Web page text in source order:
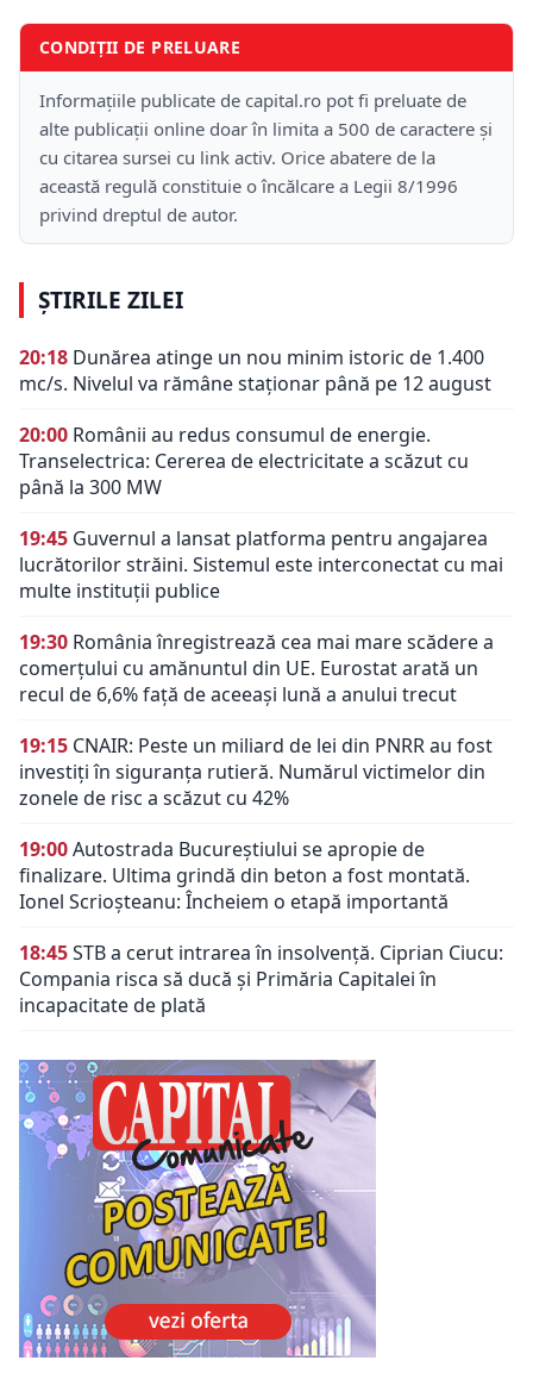
CONDIȚII DE PRELUARE
Informațiile publicate de capital.ro pot fi preluate de
alte publicații online doar în limita a 500 de caractere și
cu citarea sursei cu link activ. Orice abatere de la
această regulă constituie o încălcare a Legii 8/1996
privind dreptul de autor.
ȘTIRILE ZILEI
20:18 Dunărea atinge un nou minim istoric de 1.400
mc/s. Nivelul va rămâne staționar până pe 12 august
20:00 Românii au redus consumul de energie.
Transelectrica: Cererea de electricitate a scăzut cu
până la 300 MW
19:45 Guvernul a lansat platforma pentru angajarea
lucrătorilor străini. Sistemul este interconectat cu mai
multe instituții publice
19:30 România înregistrează cea mai mare scădere a
comerțului cu amănuntul din UE. Eurostat arată un
recul de 6,6% față de aceeași lună a anului trecut
19:15 CNAIR: Peste un miliard de lei din PNRR au fost
investiți în siguranța rutieră. Numărul victimelor din
zonele de risc a scăzut cu 42%
19:00Autostrada Bucureștiului se apropie de
finalizare. Ultima grindă din beton a fost montată.
Ionel Scrioșteanu: Încheiem o etapă importantă
18:45STB a cerut intrarea în insolvență. Ciprian Ciucu:
Compania risca să ducă și Primăria Capitalei în
incapacitate de plată